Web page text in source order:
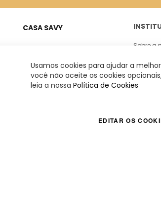
CASA SAVY
Jardim Paulista - São Paulo
Sobre a
GUADALUPE COMERCIO
Usamos cookies para ajudar a
você não aceite os cookies
leia a nossa Política de Cookies
EDITAR OS